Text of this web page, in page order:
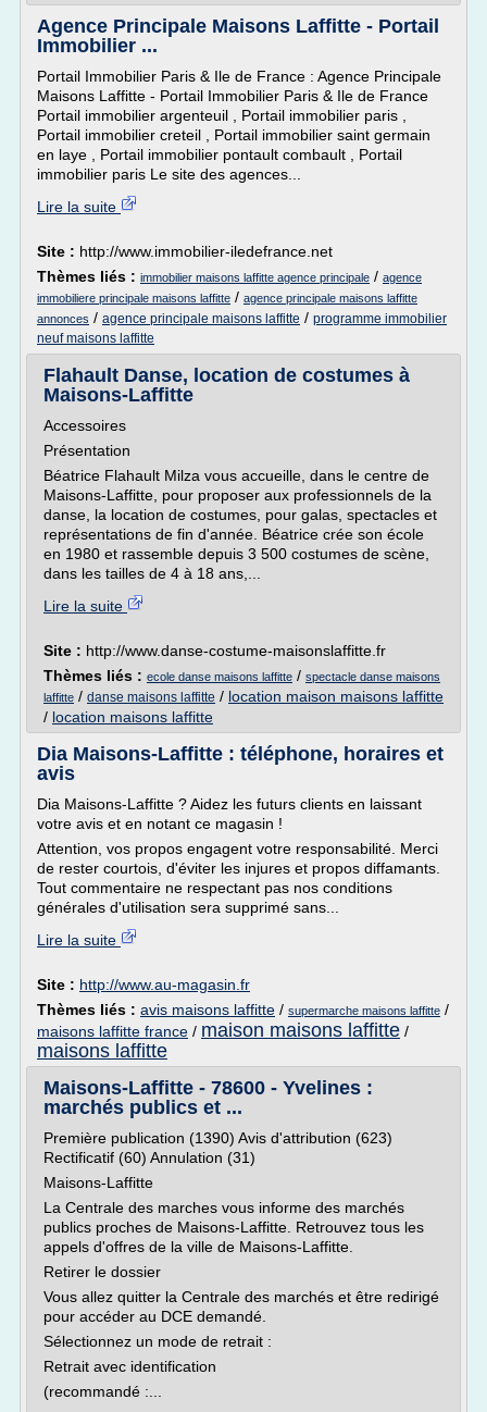
Agence Principale Maisons Laffitte - Portail
Immobilier ...
Portail Immobilier Paris & Ile de France : Agence Principale
Maisons Laffitte - Portail Immobilier Paris & Ile de France
Portail immobilier argenteuil , Portail immobilier paris ,
Portail immobilier creteil , Portail immobilier saint germain
en laye , Portail immobilier pontault combault , Portail
immobilier paris Le site des agences...
Lire la suite
Site : http://www.immobilier-iledefrance.net
Thèmes liés : immobilier maisons laffitte agence principale / agence
immobiliere principale maisons laffitte / agence principale maisons laffitte
annonces / agence principale maisons laffitte / programme immobilier
neuf maisons laffitte
Flahault Danse, location de costumes à
Maisons-Laffitte
Accessoires
Présentation
Béatrice Flahault Milza vous accueille, dans le centre de
Maisons-Laffitte, pour proposer aux professionnels de la
danse, la location de costumes, pour galas, spectacles et
représentations de fin d'année. Béatrice crée son école
en 1980 et rassemble depuis 3 500 costumes de scène,
dans les tailles de 4 à 18 ans,...
Lire la suite
Site : http://www.danse-costume-maisonslaffitte.fr
Thèmes liés : ecole danse maisons laffitte / spectacle danse maisons
laffitte / danse maisons laffitte / location maison maisons laffitte
/ location maisons laffitte
Dia Maisons-Laffitte : téléphone, horaires et
avis
Dia Maisons-Laffitte ? Aidez les futurs clients en laissant
votre avis et en notant ce magasin !
Attention, vos propos engagent votre responsabilité. Merci
de rester courtois, d'éviter les injures et propos diffamants.
Tout commentaire ne respectant pas nos conditions
générales d'utilisation sera supprimé sans...
Lire la suite
Site : http://www.au-magasin.fr
Thèmes liés : avis maisons laffitte / supermarche maisons laffitte /
maisons laffitte france / maison maisons laffitte /
maisons laffitte
Maisons-Laffitte - 78600 - Yvelines :
marchés publics et ...
Première publication (1390) Avis d'attribution (623)
Rectificatif (60) Annulation (31)
Maisons-Laffitte
La Centrale des marches vous informe des marchés
publics proches de Maisons-Laffitte. Retrouvez tous les
appels d'offres de la ville de Maisons-Laffitte.
Retirer le dossier
Vous allez quitter la Centrale des marchés et être redirigé
pour accéder au DCE demandé.
Sélectionnez un mode de retrait :
Retrait avec identification
(recommandé :...